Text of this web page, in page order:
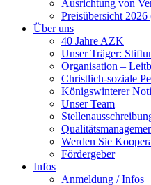
Ausrichtung von
Preisübersicht
Über uns
40 Jahre AZK
Unser Träger:
Organisation –
Christlich-soziale
Königswinterer
Unser Team
Werden Sie
Fördergeber
Infos
Anmeldung / Infos